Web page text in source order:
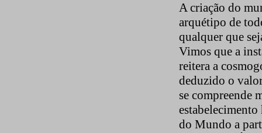
A criação do
arquétipo de
qualquer que
Vimos que a
reitera a
deduzido o
se compreende
estabelecimento
do Mundo a